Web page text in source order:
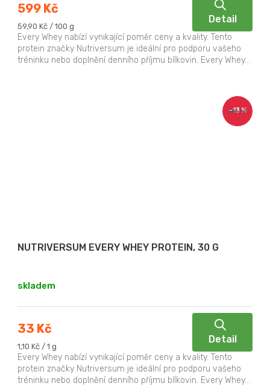
599 Kč
Měrná
cena:
59,90 Kč / 100 g
Detail
Every Whey nabízí vynikající poměr ceny a kvality. Tento
protein značky Nutriversum je ideální pro podporu vašeho
tréninku nebo doplnění denního příjmu bílkovin. Every Whey...
38 Kč
–13 %
NUTRIVERSUM EVERY WHEY PROTEIN, 30 G
skladem
33 Kč
Měrná
cena:
1,10 Kč / 1 g
Detail
Every Whey nabízí vynikající poměr ceny a kvality. Tento
protein značky Nutriversum je ideální pro podporu vašeho
tréninku nebo doplnění denního příjmu bílkovin. Every Whey...